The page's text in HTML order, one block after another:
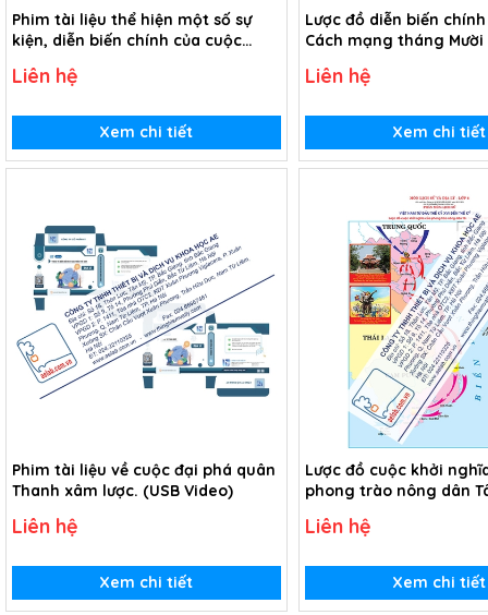
Phim tài liệu thể hiện một số sự
kiện, diễn biến chính của cuộc
Video)
Liên hệ
Xem chi tiết
Lược đồ diễn biến
Cách mạng tháng
Liên hệ
Xem chi tiết
Phim tài liệu về cuộc đại phá quân
Thanh xâm lược. (USB Video)
Liên hệ
Xem chi tiết
Lược đồ cuộc khởi
phong trào nông dân
Liên hệ
Xem chi tiết